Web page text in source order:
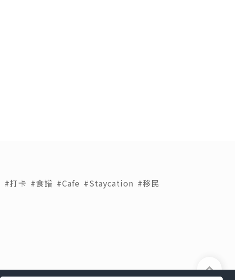
#打卡 #食譜 #Cafe #Staycation #移民